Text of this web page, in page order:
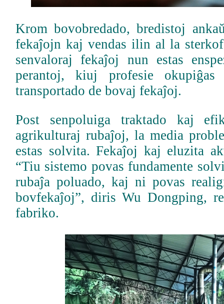
Krom bovobredado, bredistoj
fekaĵojn kaj vendas ilin al la
senvaloraj fekaĵoj nun estas
perantoj, kiuj profesie
transportado de bovaj fekaĵoj.
Post senpoluiga traktado kaj
agrikulturaj rubaĵoj, la media
estas solvita. Fekaĵoj kaj eluzita
“Tiu sistemo povas fundamente
rubaĵa poluado, kaj ni povas
bovfekaĵoj”, diris Wu Dongping,
fabriko.